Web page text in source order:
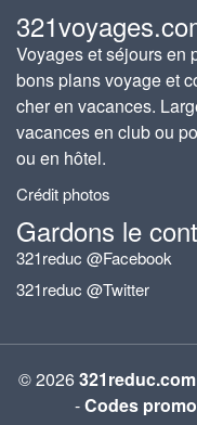
Voyages et séjours en
bons plans voyage et
cher en vacances.
vacances en club ou
ou en hôtel.
Crédit photos
Gardons le
321reduc @Facebook
321reduc @Twitter
© 2026321reduc.com
-Codes